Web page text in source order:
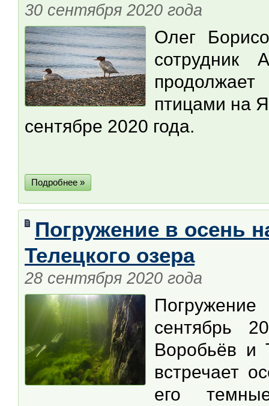
30 сентября 2020 года
Олег
сотрудник
птицами на
сентябре 2020 года.
Подробнее »
Погружение в осень
Телецкого озера
28 сентября 2020 года
сентябрь
Воробьёв и
встречает
его